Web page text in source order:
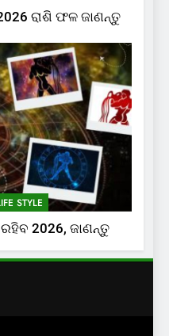
ରାଶି ଫଳ ଜାଣନ୍ତୁ
STYLE
2026, ଜାଣନ୍ତୁ